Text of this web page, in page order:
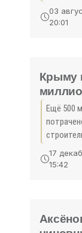
период
право
служба
03
20:01
Крыму
на
Ещё 500
декабря
17
15:42